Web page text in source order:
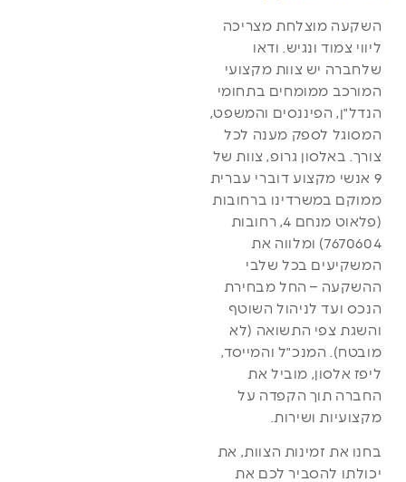
השקעה מוצלחת מצריכה
ליווי צמוד ונגיש. ודאו
שלחברה יש צוות מקצועי
המורכב ממומחים בתחומי
הנדל"ן, הפיננסים והמשפט,
המסוגל לספק מענה לכל
צורך. באלסון גרופ, צוות של
9 אנשי מקצוע דוברי עברית
ממוקם במשרדינו ברחובות
(פלאוט מנחם 4, רחובות
7670604) ומלווה את
המשקיעים בכל שלבי
ההשקעה – החל מבחירת
הנכס ועד לניהול השוטף
והשגת צפי התשואה (לא
מובטח). המנכ"ל והמייסד,
ליפז אלסון, מוביל את
החברה תוך הקפדה על
מקצועיות ושירות.
בחנו את זמינות הצוות, את
יכולתו להסביר לכם את